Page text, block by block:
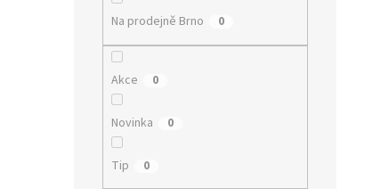
Na prodejně Brno 0
Akce 0
Novinka 0
Tip 0